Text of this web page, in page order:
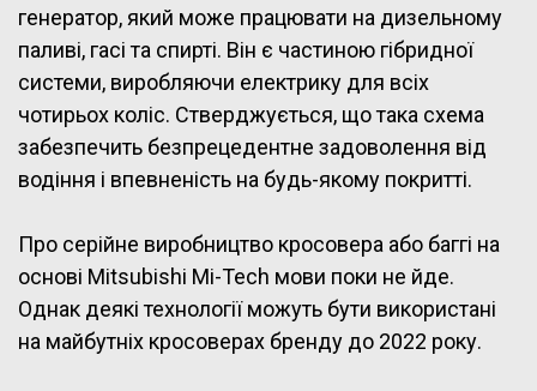
генератор, який може працювати на дизельному
паливі, гасі та спирті. Він є частиною гібридної
системи, виробляючи електрику для всіх
чотирьох коліс. Стверджується, що така схема
забезпечить безпрецедентне задоволення від
водіння і впевненість на будь-якому покритті.
Про серійне виробництво кросовера або баггі на
основі Mitsubishi Mi-Tech мови поки не йде.
Однак деякі технології можуть бути використані
на майбутніх кросоверах бренду до 2022 року.